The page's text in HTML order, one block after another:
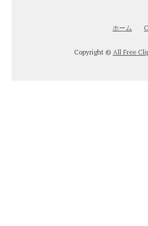
ホーム
Copyright © All Free